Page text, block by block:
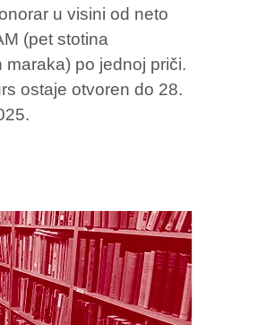
u visini od neto
(pet stotina
maraka) po jednoj priči.
ostaje otvoren do 28.